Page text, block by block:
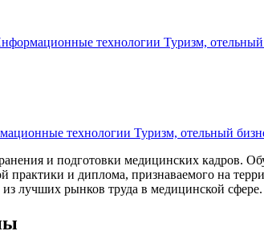
технологии Туризм,
технологии Туризм, отельный
и подготовки медицинских кадров.
практики и диплома, признаваемого на
лучших рынков труда в медицинской сфере.